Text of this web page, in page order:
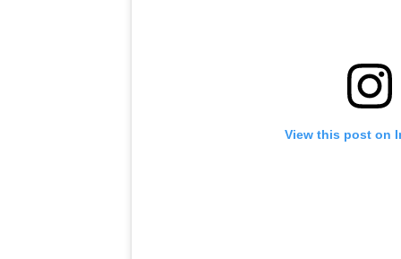
View this post on